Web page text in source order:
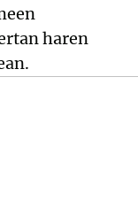
haren